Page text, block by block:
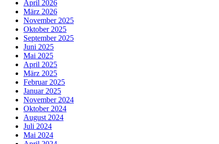
April 2026
März 2026
November 2025
Oktober 2025
September 2025
Juni 2025
Mai 2025
April 2025
März 2025
Februar 2025
Januar 2025
November 2024
Oktober 2024
August 2024
Juli 2024
Mai 2024